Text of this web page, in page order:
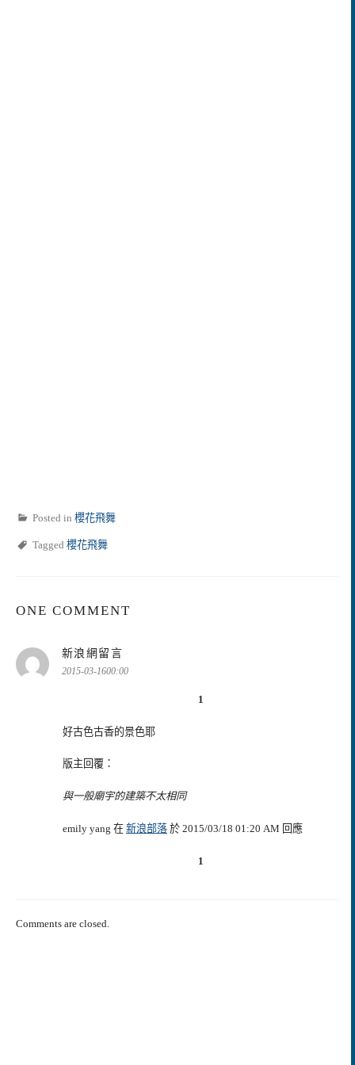
Posted in 櫻花飛舞
Tagged 櫻花飛舞
ONE COMMENT
新浪網留言
示:
2015-03-1600:00
1
好古色古香的景色耶
版主回覆：
與一般廟宇的建築不太相同
emily yang 在 新浪部落 於 2015/03/18 01:20 AM 回應
1
Comments are closed.